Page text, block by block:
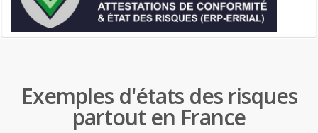
Exemples d'états des risques
partout en France